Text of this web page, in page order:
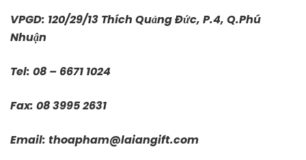
VPGD: 120/29/13 Thích Quảng Đức, P.4, Q.Phú
Nhuận
Tel: 08 – 6671 1024
Fax: 08 3995 2631
Email: thoapham@laiangift.com